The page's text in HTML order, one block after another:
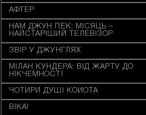
АФТЕР
НАМ ДЖУН ПЕК: МІСЯЦЬ –
НАЙСТАРІШИЙ ТЕЛЕВІЗОР
ЗВІР У ДЖУНГЛЯХ
МІЛАН КУНДЕРА: ВІД ЖАРТУ ДО
НІКЧЕМНОСТІ
ЧОТИРИ ДУШІ КОЙОТА
ВІКА!